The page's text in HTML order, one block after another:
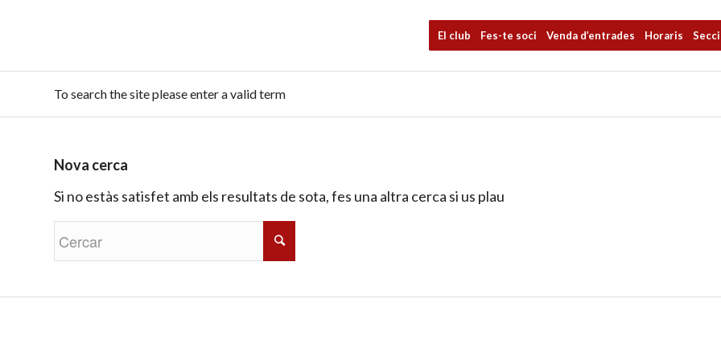
El club Fes-te soci Venda d’entrades Horaris
To search the site please enter a valid term
Nova cerca
Si no estàs satisfet amb els resultats de sota, fes una altra cerca si us plau